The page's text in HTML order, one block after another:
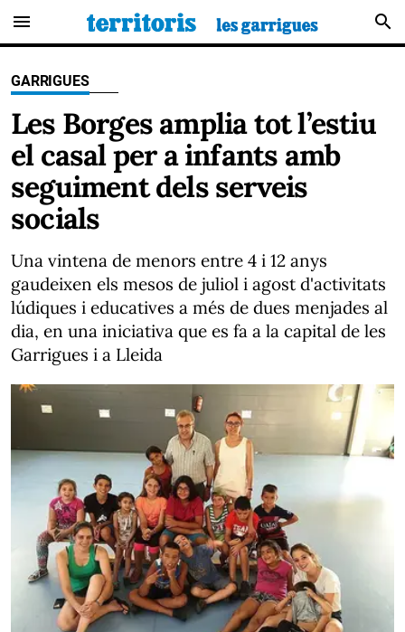
menu search
GARRIGUES
Les Borges amplia tot l’estiu
el casal per a infants amb
seguiment dels serveis
socials
Una vintena de menors entre 4 i 12 anys
gaudeixen els mesos de juliol i agost d'activitats
lúdiques i educatives a més de dues menjades al
dia, en una iniciativa que es fa a la capital de les
Garrigues i a Lleida